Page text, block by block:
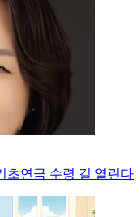
초연금 수령 길 열린다